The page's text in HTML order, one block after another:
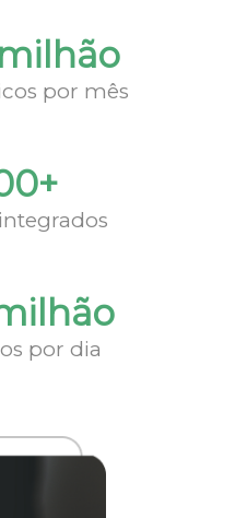
por mês
por dia